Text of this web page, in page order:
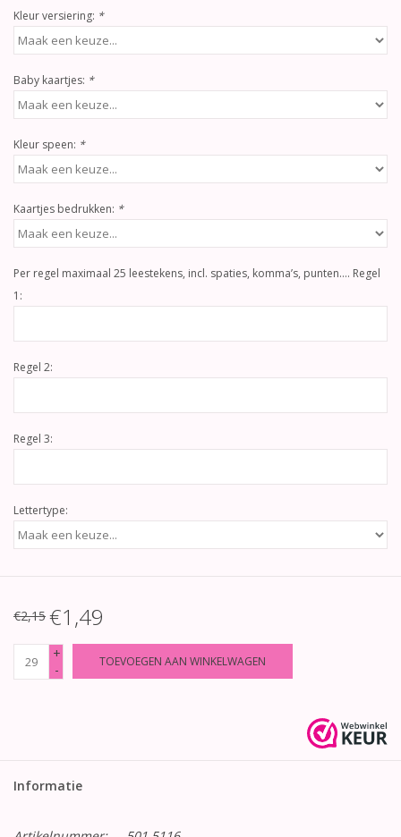
Kleur versiering: *
Baby kaartjes: *
Kleur speen: *
Kaartjes bedrukken: *
Per regel maximaal 25 leestekens, incl. spaties, komma’s, punten…. Regel
1:
Regel 2:
Regel 3:
Lettertype:
€2,15 €1,49
+
-
TOEVOEGEN AAN WINKELWAGEN
Informatie